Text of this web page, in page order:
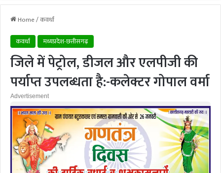
Home/कवर्धा
कवर्धा
मध्यप्रदेश-छत्तीसगढ़
जिले में पेट्रोल, डीजल और एलपीजी की
पर्याप्त उपलब्धता है:-कलेक्टर गोपाल वर्मा
Advertisement